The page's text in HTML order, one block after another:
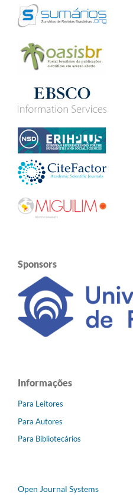
Sponsors
Informações
Para Leitores
Para Autores
Para Bibliotecários
Open Journal Systems